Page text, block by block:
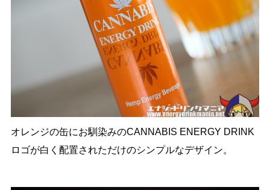
オレンジの缶にお馴染みのCANNABIS ENERGY DRINK
ロゴが白く配置されただけのシンプルなデザイン。